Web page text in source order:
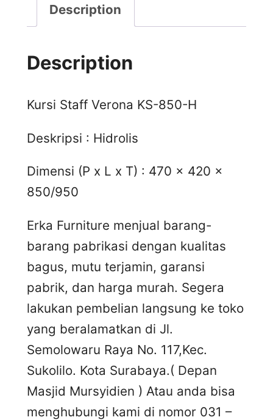
Description
Description
Kursi Staff Verona KS-850-H
Deskripsi : Hidrolis
Dimensi (P x L x T) : 470 x 420 x
850/950
Erka Furniture menjual barang-
barang pabrikasi dengan kualitas
bagus, mutu terjamin, garansi
pabrik, dan harga murah. Segera
lakukan pembelian langsung ke toko
yang beralamatkan di Jl.
Semolowaru Raya No. 117,Kec.
Sukolilo. Kota Surabaya.( Depan
Masjid Mursyidien ) Atau anda bisa
menghubungi kami di nomor 031 –